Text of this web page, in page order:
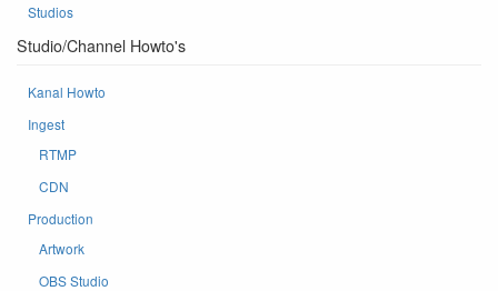
Studios
Studio/Channel Howto's
Kanal Howto
Ingest
RTMP
CDN
Production
Artwork
OBS Studio